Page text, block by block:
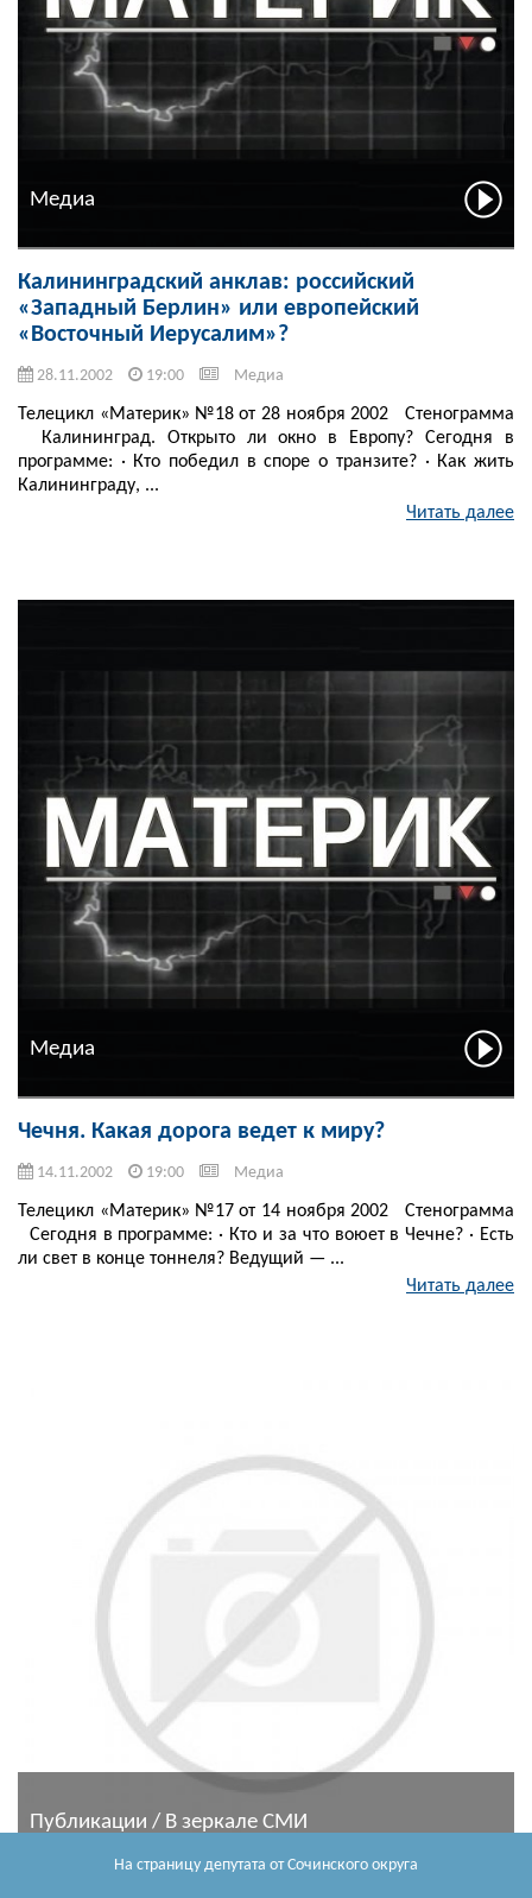
На страницу депутата от Сочинского округа
Медиа
Калининградский анклав: российский
«Западный Берлин» или европейский
«Восточный Иерусалим»?
28.11.2002 19:00 Медиа
Телецикл «Материк» №18 от 28 ноября 2002 Стенограмма
Калининград. Открыто ли окно в Европу? Сегодня в
программе: · Кто победил в споре о транзите? · Как жить
Калининграду, ...
Читать далее
Медиа
Чечня. Какая дорога ведет к миру?
14.11.2002 19:00 Медиа
Телецикл «Материк» №17 от 14 ноября 2002 Стенограмма
Сегодня в программе: · Кто и за что воюет в Чечне? · Есть
ли свет в конце тоннеля? Ведущий — ...
Читать далее
Публикации / В зеркале СМИ